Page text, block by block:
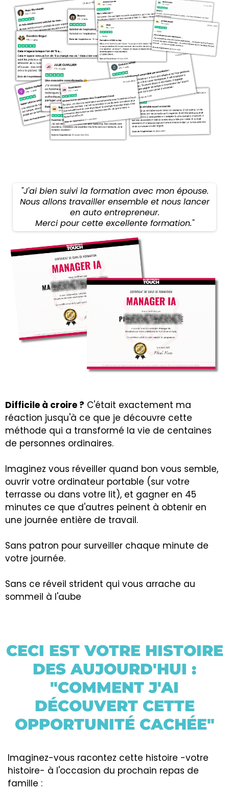
"J'ai bien suivi la formation avec mon épouse.
Nous allons travailler ensemble et nous lancer
en auto entrepreneur.
Merci pour cette excellente formation."
Difficile à croire ? C'était exactement ma
réaction jusqu'à ce que je découvre cette
méthode qui a transformé la vie de centaines
de personnes ordinaires.
Imaginez vous réveiller quand bon vous semble,
ouvrir votre ordinateur portable (sur votre
terrasse ou dans votre lit), et gagner en 45
minutes ce que d'autres peinent à obtenir en
une journée entière de travail.
Sans patron pour surveiller chaque minute de
votre journée.
Sans ce réveil strident qui vous arrache au
sommeil à l'aube
CECI EST VOTRE HISTOIRE
DES AUJOURD'HUI :
"COMMENT J'AI
DÉCOUVERT CETTE
OPPORTUNITÉ CACHÉE"
Imaginez-vous racontez cette histoire -votre
histoire- à l'occasion du prochain repas de
famille :